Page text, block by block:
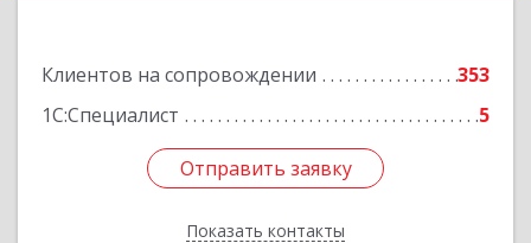
Клиентов на сопровождении
353
1С:Специалист
5
Отправить заявку
Показать контакты
Отправить заявку
Назад